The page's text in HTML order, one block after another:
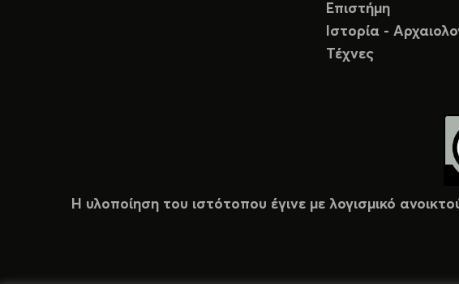
Επιστήμη
Ιστορία -
Τέχνες
Η υλοποίηση του ιστότοπου έγινε με λογισμικό